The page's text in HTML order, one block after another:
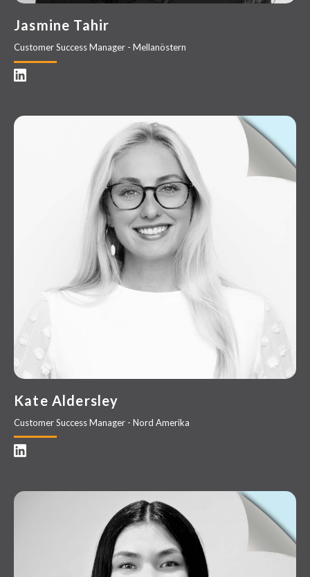
Jasmine Tahir
Customer Success Manager - Mellanöstern
Kate Aldersley
Customer Success Manager - Nord Amerika